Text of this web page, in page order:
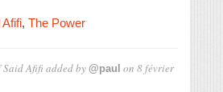
Afifi, The Power
Said Afifi added by @paul on 8 février